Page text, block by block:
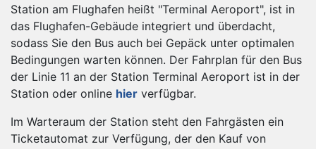
Station am Flughafen heißt "Terminal Aeroport", ist in
das Flughafen-Gebäude integriert und überdacht,
sodass Sie den Bus auch bei Gepäck unter optimalen
Bedingungen warten können. Der Fahrplan für den Bus
der Linie 11 an der Station Terminal Aeroport ist in der
Station oder online hier verfügbar.
Im Warteraum der Station steht den Fahrgästen ein
Ticketautomat zur Verfügung, der den Kauf von